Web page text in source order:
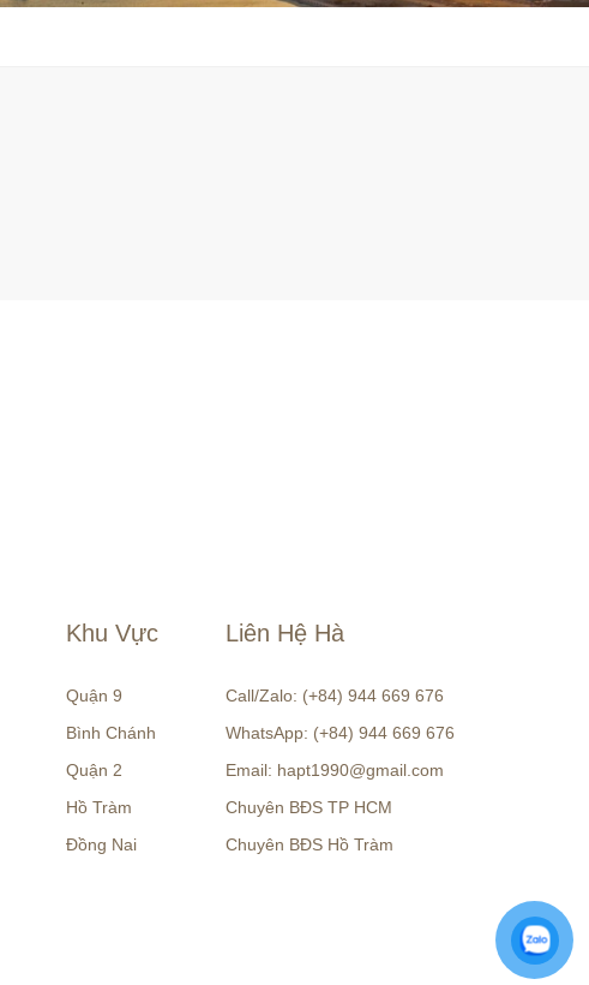
Khu Vực
Quận 9
Bình Chánh
Quận 2
Hồ Tràm
Đồng Nai
Liên Hệ Hà
Call/Zalo: (+84) 944 669 676
WhatsApp: (+84) 944 669 676
Email: hapt1990@gmail.com
Chuyên BĐS TP HCM
Chuyên BĐS Hồ Tràm